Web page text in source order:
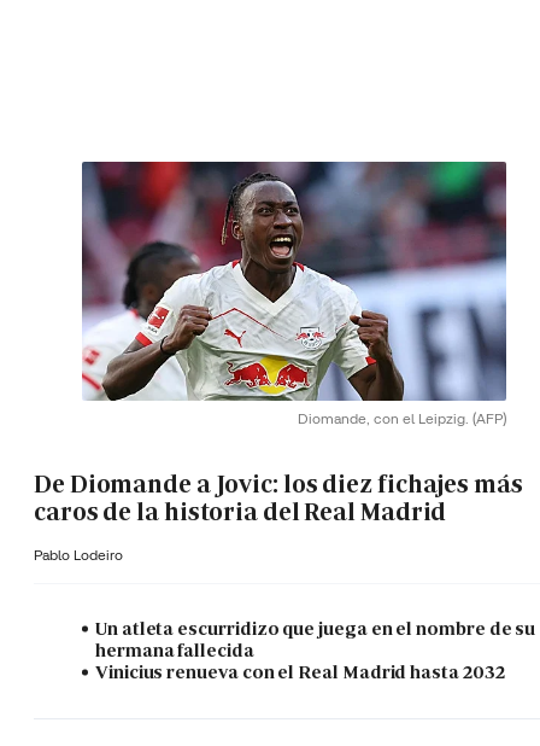
Diomande, con el Leipzig. (AFP)
De Diomande a Jovic: los diez fichajes más
caros de la historia del Real Madrid
Pablo Lodeiro
Un atleta escurridizo que juega en el nombre de su
hermana fallecida
Vinicius renueva con el Real Madrid hasta 2032